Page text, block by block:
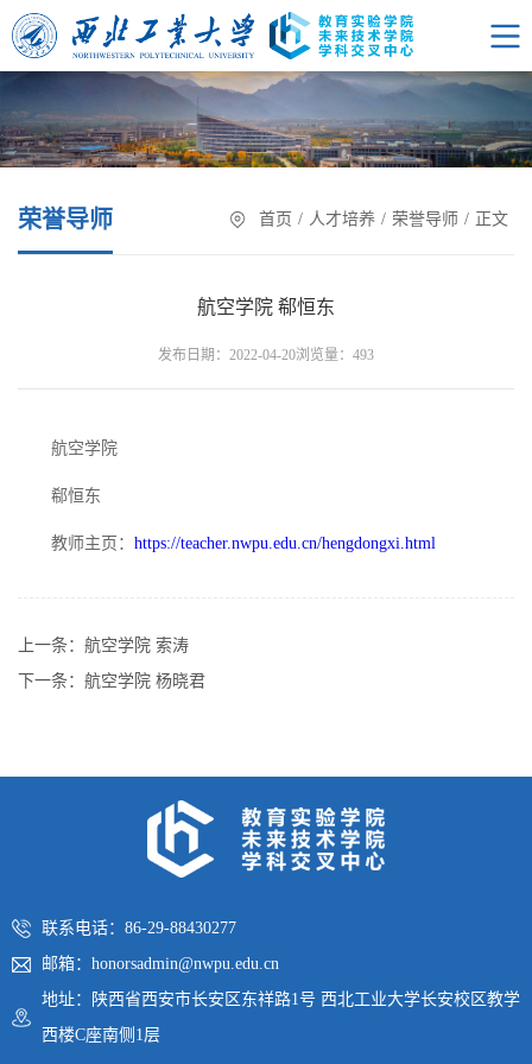
荣誉导师 首页 / 人才培养 / 荣誉导师 / 正文
航空学院 郗恒东
发布日期：2022-04-20浏览量： 493
航空学院
郗恒东
教师主页： https://teacher.nwpu.edu.cn/hengdongxi.html
上一条： 航空学院 索涛
下一条： 航空学院 杨晓君
联系电话：86-29-88430277
邮箱：honorsadmin@nwpu.edu.cn
地址：陕西省西安市长安区东祥路1号 西北工业大学长安校区教学
西楼C座南侧1层